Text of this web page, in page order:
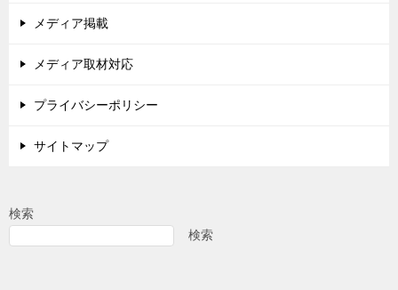
メディア掲載
メディア取材対応
プライバシーポリシー
サイトマップ
検索
検索